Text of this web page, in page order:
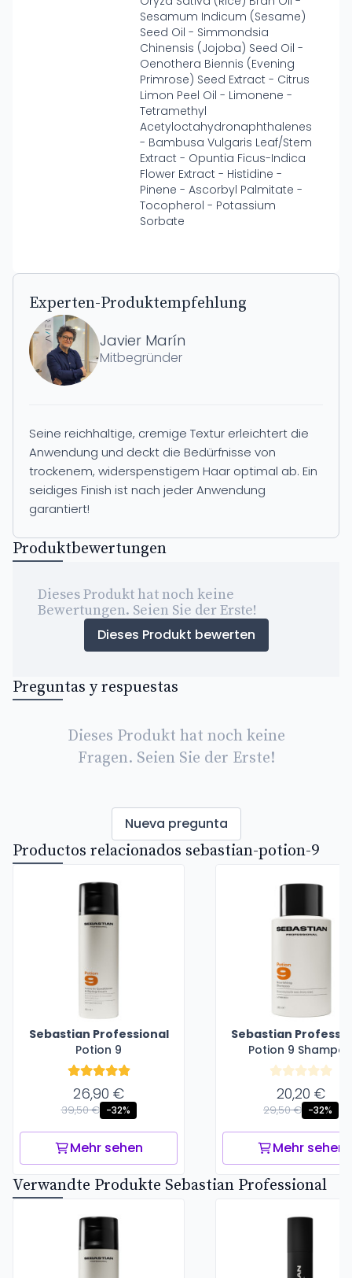
Sesamum Indicum (Sesame)
Seed Oil - Simmondsia
Chinensis (Jojoba) Seed Oil -
Oenothera Biennis (Evening
Primrose) Seed Extract - Citrus
Limon Peel Oil - Limonene -
Tetramethyl
Acetyloctahydronaphthalenes
- Bambusa Vulgaris Leaf/Stem
Extract - Opuntia Ficus-Indica
Flower Extract - Histidine -
Pinene - Ascorbyl Palmitate -
Tocopherol - Potassium
Sorbate
Experten-Produktempfehlung
Javier Marín
Mitbegründer
Seine reichhaltige, cremige Textur erleichtert die
Anwendung und deckt die Bedürfnisse von
trockenem, widerspenstigem Haar optimal ab. Ein
seidiges Finish ist nach jeder Anwendung
garantiert!
Produktbewertungen
Dieses Produkt hat noch keine
Bewertungen. Seien Sie der Erste!
Dieses Produkt bewerten
Preguntas y respuestas
Dieses Produkt hat noch keine
Fragen. Seien Sie der Erste!
Nueva pregunta
Productos relacionados sebastian-potion-9
Sebastian Professional
Potion 9
26,90 €
39,50 € -32%
Mehr sehen
Sebastian
Potion 9
20,20 €
29,50 € -32%
Mehr sehen
Verwandte Produkte Sebastian Professional